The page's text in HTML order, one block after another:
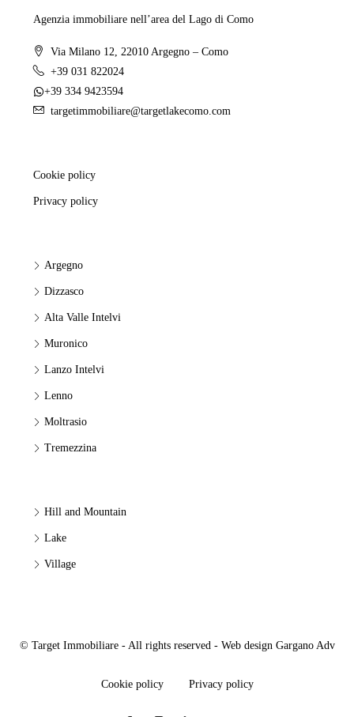
Agenzia immobiliare nell’area del Lago di Como
Via Milano 12, 22010 Argegno – Como
+39 031 822024
+39 334 9423594
targetimmobiliare@targetlakecomo.com
Cookie policy
Privacy policy
Argegno
Dizzasco
Alta Valle Intelvi
Muronico
Lanzo Intelvi
Lenno
Moltrasio
Tremezzina
Hill and Mountain
Lake
Village
© Target Immobiliare - All rights reserved - Web design Gargano Adv
Cookie policy Privacy policy